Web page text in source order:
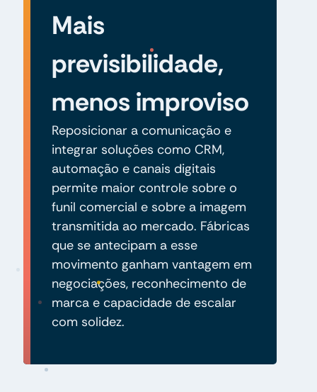
Mais
previsibilidade,
menos improviso
Reposicionar a comunicação e
integrar soluções como CRM,
automação e canais digitais
permite maior controle sobre o
funil comercial e sobre a imagem
transmitida ao mercado. Fábricas
que se antecipam a esse
movimento ganham vantagem em
negociações, reconhecimento de
marca e capacidade de escalar
com solidez.